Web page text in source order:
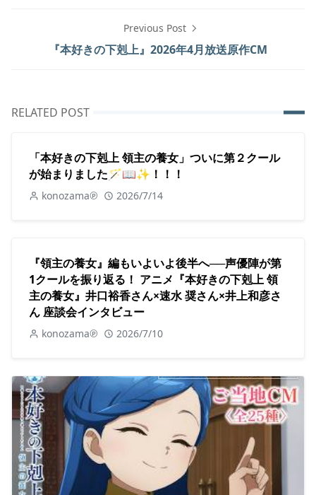
Previous Post
『本好きの下剋上』2026年4月放送原作CM
RELATED POST
「本好きの下剋上 領主の養女」ついに第２クール
が始まりました🪄📖✨！！！
konozama℗ 2026/7/14
『領主の養女』編もいよいよ後半へ──声優陣が第
1クールを振り返る！ アニメ『本好きの下剋上 領
主の養女』井口裕香さん×速水 奨さん×井上和彦さ
ん 座談会インタビュー
konozama℗ 2026/7/10